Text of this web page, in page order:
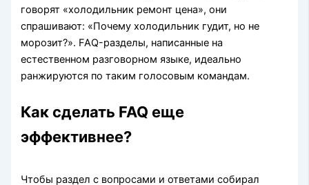
говорят «холодильник ремонт цена», они
спрашивают: «Почему холодильник гудит, но не
морозит?». FAQ-разделы, написанные на
естественном разговорном языке, идеально
ранжируются по таким голосовым командам.
Как сделать FAQ еще
эффективнее?
Чтобы раздел с вопросами и ответами собирал